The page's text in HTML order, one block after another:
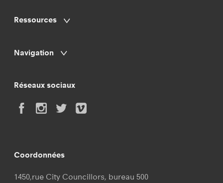
Ressources
Navigation
Réseaux sociaux
Coordonnées
1450,rue City Councillors, bureau 500